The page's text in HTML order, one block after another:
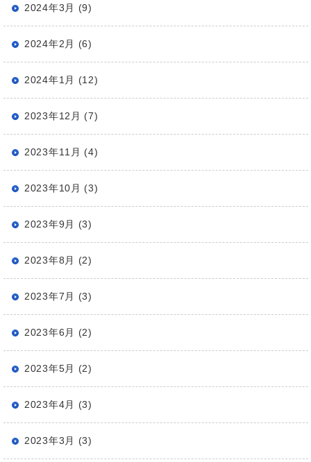
2024年3月 (9)
2024年2月 (6)
2024年1月 (12)
2023年12月 (7)
2023年11月 (4)
2023年10月 (3)
2023年9月 (3)
2023年8月 (2)
2023年7月 (3)
2023年6月 (2)
2023年5月 (2)
2023年4月 (3)
2023年3月 (3)